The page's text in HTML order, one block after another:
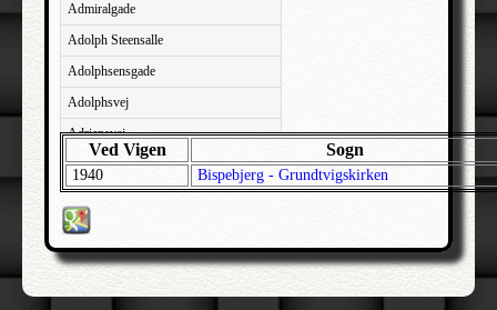
Admiralgade
Adolph Steensalle
Adolphsensgade
Adolphsvej
Adriansvej
Aftenbakken
Agavevej
Agerlandsvej
Agermosen
Ved Vigen Sogn
1940 Bispebjerg - Grundtvigskirken